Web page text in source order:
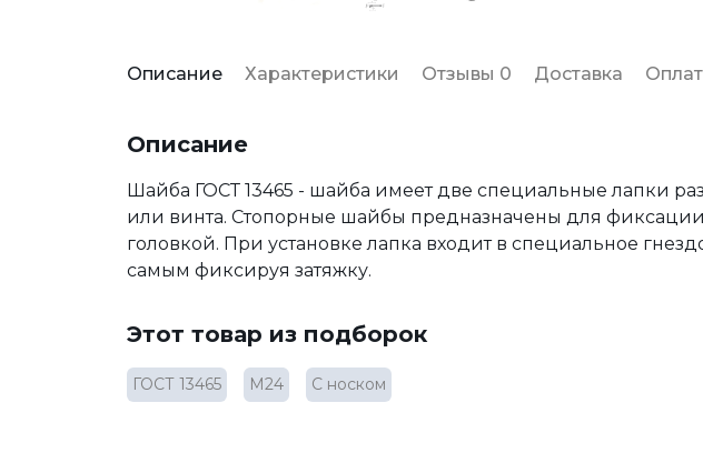
Описание Характеристики Отзывы 0 Доставка
Описание
Шайба ГОСТ 13465 - шайба имеет две специальные лапки
или винта. Стопорные шайбы предназначены для
головкой. При установке лапка входит в специальное
самым фиксируя затяжку.
Этот товар из подборок
ГОСТ 13465 М24 С носком